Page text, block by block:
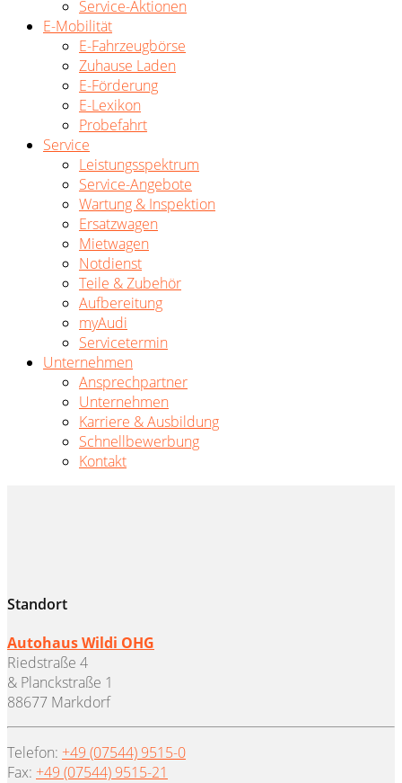
Service-Aktionen
E-Mobilität
E-Fahrzeugbörse
Zuhause Laden
E-Förderung
E-Lexikon
Probefahrt
Service
Leistungsspektrum
Service-Angebote
Wartung & Inspektion
Ersatzwagen
Mietwagen
Notdienst
Teile & Zubehör
Aufbereitung
myAudi
Servicetermin
Unternehmen
Ansprechpartner
Unternehmen
Karriere & Ausbildung
Schnellbewerbung
Kontakt
Standort
Autohaus Wildi OHG
Riedstraße 4
& Planckstraße 1
88677 Markdorf
Telefon: +49 (07544) 9515-0
Fax: +49 (07544) 9515-21